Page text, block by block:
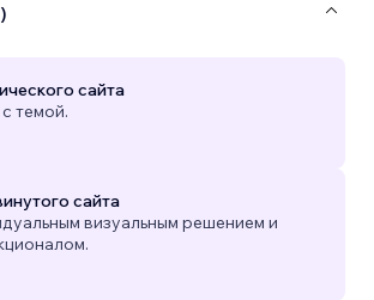
сайта
темой.
сайта
визуальным решением и